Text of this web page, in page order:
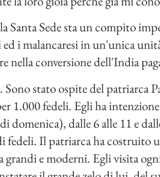
Santa Sede sta un compito
ed i malancaresi in un'unica
nella conversione dell'India
Sono stato ospite del patriarca
1.000 fedeli. Egli ha
domenica), dalle 6 alle 11 e
fedeli. Il patriarca ha costruito
grandi e moderni. Egli visita